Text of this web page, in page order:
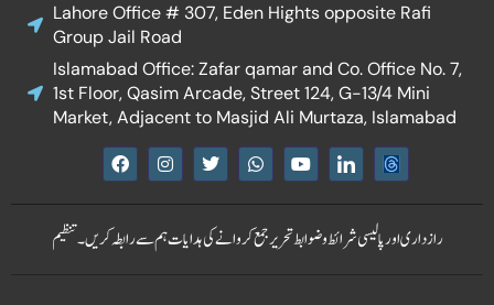
Lahore Office # 307, Eden Hights opposite Rafi
Group Jail Road
Islamabad Office: Zafar qamar and Co. Office No. 7,
1st Floor, Qasim Arcade, Street 124, G-13/4 Mini
Market, Adjacent to Masjid Ali Murtaza, Islamabad
F
a
e
o
I
n
t
g
T
w
t
t
e
W
h
t
s
a
Y
o
t
b
I
c
n
-
l
تنظیمہم سے رابطہ کریں۔تحریر جمع کروانے کی ہدایاتشرائط و ضوابطرازداری اور پالیسی